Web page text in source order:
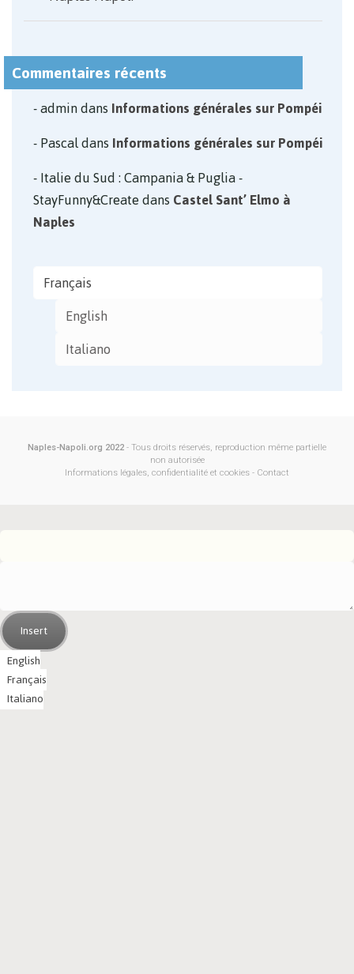
Commentaires récents
admindansInformations générales sur Pompéi
PascaldansInformations générales sur Pompéi
Italie du Sud : Campania & Puglia -
StayFunny&CreatedansCastel Sant’ Elmo à
Naples
Français
English
Italiano
Naples-Napoli.org 2022 - Tous droits réservés, reproduction même partielle
non autorisée
Informations légales, confidentialité et cookies - Contact
Insert
English
Français
Italiano